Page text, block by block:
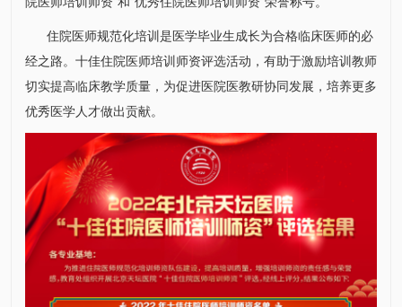
住院医师规范化培训是医学毕业生成长为合格临床医师的必
经之路。十佳住院医师培训师资评选活动，有助于激励培训教师
切实提高临床教学质量，为促进医院医教研协同发展，培养更多
优秀医学人才做出贡献。